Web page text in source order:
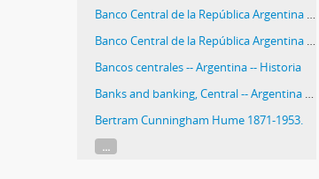
Banco Central de la República Argentina -- Historia
Banco Central de la República Argentina -- History
Bancos centrales -- Argentina -- Historia
Banks and banking, Central -- Argentina -- History
Bertram Cunningham Hume 1871-1953.
...